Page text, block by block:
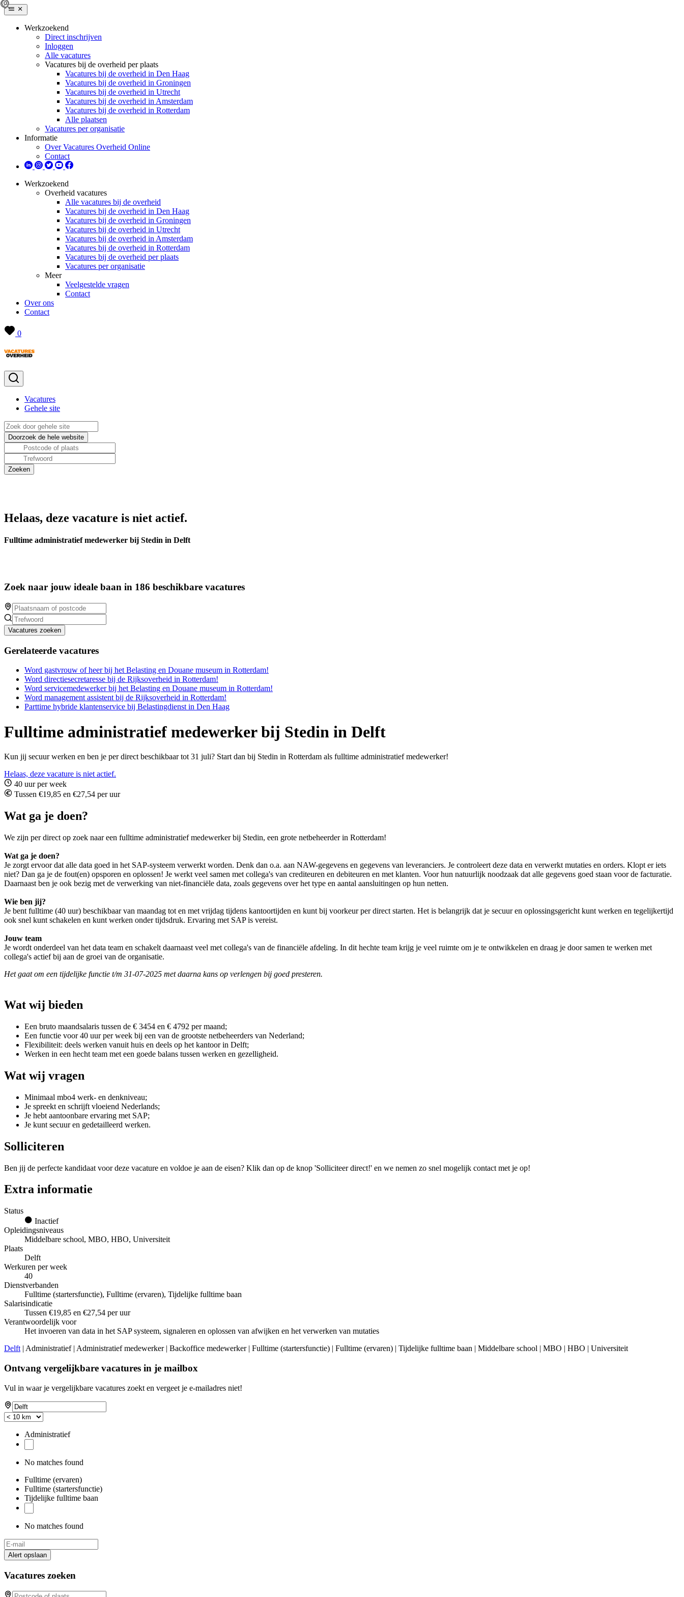
Werkzoekend
Direct inschrijven
Inloggen
Alle vacatures
Vacatures bij de overheid per plaats
Vacatures bij de overheid in Den Haag
Vacatures bij de overheid in Groningen
Vacatures bij de overheid in Utrecht
Vacatures bij de overheid in Amsterdam
Vacatures bij de overheid in Rotterdam
Alle plaatsen
Vacatures per organisatie
Informatie
Over Vacatures Overheid Online
Contact
Werkzoekend
Overheid vacatures
Alle vacatures bij de overheid
Vacatures bij de overheid in Den Haag
Vacatures bij de overheid in Groningen
Vacatures bij de overheid in Utrecht
Vacatures bij de overheid in Amsterdam
Vacatures bij de overheid in Rotterdam
Vacatures bij de overheid per plaats
Vacatures per organisatie
Meer
Veelgestelde vragen
Contact
Over ons
Contact
0
Vacatures
Gehele site
Helaas, deze vacature is niet actief.
Fulltime administratief medewerker bij Stedin in Delft
Zoek naar jouw ideale baan in 186 beschikbare vacatures
Vacatures zoeken
Gerelateerde vacatures
Word gastvrouw of heer bij het Belasting en Douane museum in Rotterdam!
Word directiesecretaresse bij de Rijksoverheid in Rotterdam!
Word servicemedewerker bij het Belasting en Douane museum in Rotterdam!
Word management assistent bij de Rijksoverheid in Rotterdam!
Parttime hybride klantenservice bij Belastingdienst in Den Haag
Fulltime administratief medewerker bij Stedin in Delft
Kun jij secuur werken en ben je per direct beschikbaar tot 31 juli? Start dan bij Stedin in Rotterdam als fulltime administratief medewerker!
Helaas, deze vacature is niet actief.
40 uur per week
Tussen €19,85 en €27,54 per uur
Wat ga je doen?
We zijn per direct op zoek naar een fulltime administratief medewerker bij Stedin, een grote netbeheerder in Rotterdam!
Wat ga je doen?
Je zorgt ervoor dat alle data goed in het SAP-systeem verwerkt worden. Denk dan o.a. aan NAW-gegevens en gegevens van leveranciers. Je controleert deze data en verwerkt mutaties en orders. Klopt er iets
niet? Dan ga je de fout(en) opsporen en oplossen! Je werkt veel samen met collega's van crediteuren en debiteuren en met klanten. Voor hun natuurlijk noodzaak dat alle gegevens goed staan voor de facturatie.
Daarnaast ben je ook bezig met de verwerking van niet-financiële data, zoals gegevens over het type en aantal aansluitingen op hun netten.
Wie ben jij?
Je bent fulltime (40 uur) beschikbaar van maandag tot en met vrijdag tijdens kantoortijden en kunt bij voorkeur per direct starten. Het is belangrijk dat je secuur en oplossingsgericht kunt werken en tegelijkertijd
ook snel kunt schakelen en kunt werken onder tijdsdruk. Ervaring met SAP is vereist.
Jouw team
Je wordt onderdeel van het data team en schakelt daarnaast veel met collega's van de financiële afdeling. In dit hechte team krijg je veel ruimte om je te ontwikkelen en draag je door samen te werken met
collega's actief bij aan de groei van de organisatie.
Het gaat om een tijdelijke functie t/m 31-07-2025 met daarna kans op verlengen bij goed presteren.
Wat wij bieden
Een bruto maandsalaris tussen de € 3454 en € 4792 per maand;
Een functie voor 40 uur per week bij een van de grootste netbeheerders van Nederland;
Flexibiliteit: deels werken vanuit huis en deels op het kantoor in Delft;
Werken in een hecht team met een goede balans tussen werken en gezelligheid.
Wat wij vragen
Minimaal mbo4 werk- en denkniveau;
Je spreekt en schrijft vloeiend Nederlands;
Je hebt aantoonbare ervaring met SAP;
Je kunt secuur en gedetailleerd werken.
Solliciteren
Ben jij de perfecte kandidaat voor deze vacature en voldoe je aan de eisen? Klik dan op de knop 'Solliciteer direct!' en we nemen zo snel mogelijk contact met je op!
Extra informatie
Status
Inactief
Opleidingsniveaus
Middelbare school, MBO, HBO, Universiteit
Plaats
Delft
Werkuren per week
40
Dienstverbanden
Fulltime (startersfunctie), Fulltime (ervaren), Tijdelijke fulltime baan
Salarisindicatie
Tussen €19,85 en €27,54 per uur
Verantwoordelijk voor
Het invoeren van data in het SAP systeem, signaleren en oplossen van afwijken en het verwerken van mutaties
Delft | Administratief | Administratief medewerker | Backoffice medewerker | Fulltime (startersfunctie) | Fulltime (ervaren) | Tijdelijke fulltime baan | Middelbare school | MBO | HBO | Universiteit
Ontvang vergelijkbare vacatures in je mailbox
Vul in waar je vergelijkbare vacatures zoekt en vergeet je e-mailadres niet!
Administratief
No matches found
Fulltime (ervaren)
Fulltime (startersfunctie)
Tijdelijke fulltime baan
No matches found
Alert opslaan
Vacatures zoeken